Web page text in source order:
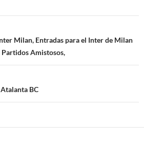
Milan, Entradas para el Inter de Milan
Amistosos,
BC